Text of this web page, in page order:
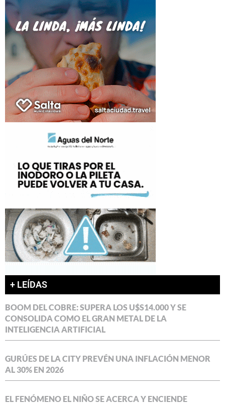
+ LEÍDAS
BOOM DEL COBRE: SUPERA LOS U$S14.000 Y SE
CONSOLIDA COMO EL GRAN METAL DE LA
INTELIGENCIA ARTIFICIAL
GURÚES DE LA CITY PREVÉN UNA INFLACIÓN MENOR
AL 30% EN 2026
EL FENÓMENO EL NIÑO SE ACERCA Y ENCIENDE